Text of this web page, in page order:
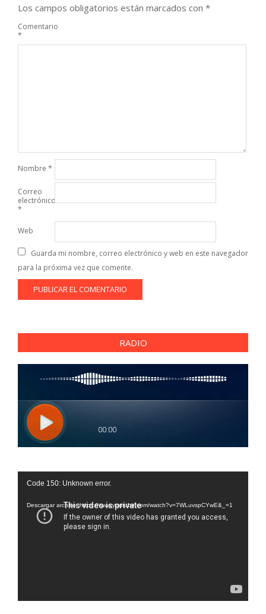
Los campos obligatorios están marcados con *
Comentario
*
Nombre *
Correo
electrónico
*
Web
Guarda mi nombre, correo electrónico y web en este navegador
para la próxima vez que comente.
RADIO
Reproductor
vídeo
Code 150: Unknown error.
Descargar archivo: https://www.youtube.com/watch?v=7WLuvspCYwE&_=1